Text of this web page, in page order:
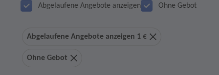
Abgelaufene Angebote anzeigen Ohne Gebot
Abgelaufene Angebote anzeigen 1 €
Ohne Gebot